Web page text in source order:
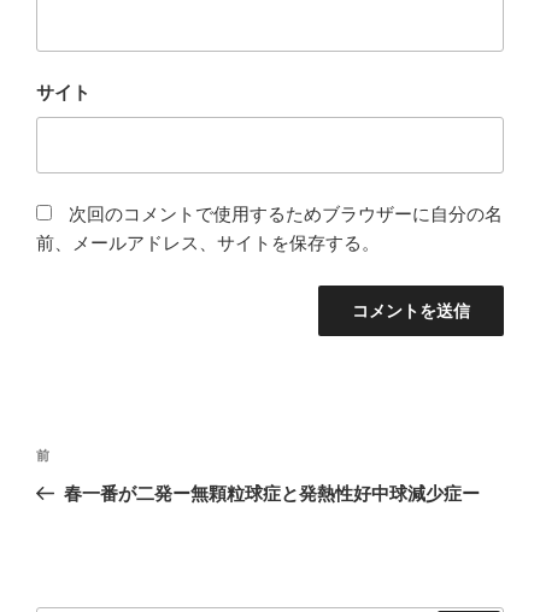
サイト
次回のコメントで使用するためブラウザーに自分の名
前、メールアドレス、サイトを保存する。
投
ナ
前
の
前
春一番が二発ー無顆粒球症と発熱性好中球減少症ー